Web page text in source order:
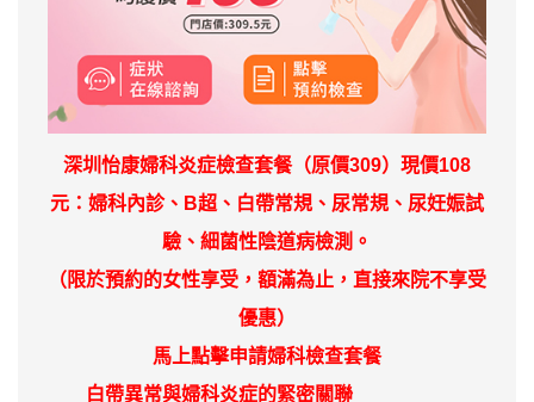
深圳怡康婦科炎症檢查套餐（原價309）現價108
元：婦科內診、B超、白帶常規、尿常規、尿妊娠試
驗、細菌性陰道病檢測。
（限於預約的女性享受，額滿為止，直接來院不享受
優惠）
馬上點擊申請婦科檢查套餐
白帶異常與婦科炎症的緊密關聯